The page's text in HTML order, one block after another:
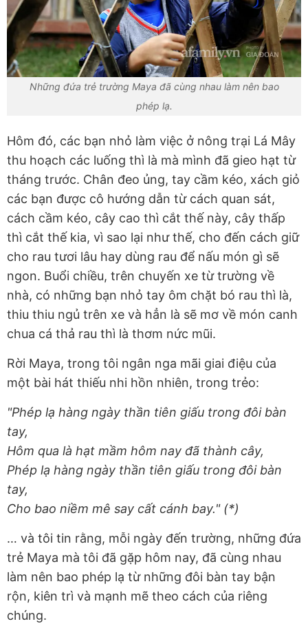
Những đứa trẻ trường Maya đã cùng nhau làm nên bao
phép lạ.
Hôm đó, các bạn nhỏ làm việc ở nông trại Lá Mây
thu hoạch các luống thì là mà mình đã gieo hạt từ
tháng trước. Chân đeo ủng, tay cầm kéo, xách giỏ
các bạn được cô hướng dẫn từ cách quan sát,
cách cầm kéo, cây cao thì cắt thế này, cây thấp
thì cắt thế kia, vì sao lại như thế, cho đến cách giữ
cho rau tươi lâu hay dùng rau để nấu món gì sẽ
ngon. Buổi chiều, trên chuyến xe từ trường về
nhà, có những bạn nhỏ tay ôm chặt bó rau thì là,
thiu thiu ngủ trên xe và hẳn là sẽ mơ về món canh
chua cá thả rau thì là thơm nức mũi.
Rời Maya, trong tôi ngân nga mãi giai điệu của
một bài hát thiếu nhi hồn nhiên, trong trẻo:
"Phép lạ hàng ngày thần tiên giấu trong đôi bàn
tay,
Hôm qua là hạt mầm hôm nay đã thành cây,
Phép lạ hàng ngày thần tiên giấu trong đôi bàn
tay,
Cho bao niềm mê say cất cánh bay." (*)
… và tôi tin rằng, mỗi ngày đến trường, những đứa
trẻ Maya mà tôi đã gặp hôm nay, đã cùng nhau
làm nên bao phép lạ từ những đôi bàn tay bận
rộn, kiên trì và mạnh mẽ theo cách của riêng
chúng.